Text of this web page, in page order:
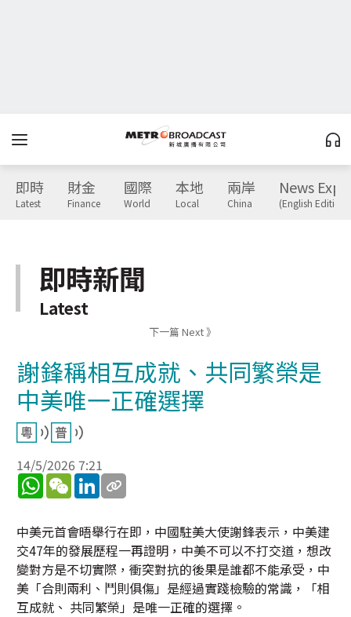
即時
Latest
財金
Finance
國際
World
本地
Local
兩岸
China
News
(English Edition)
即時新聞
Latest
下一篇 Next 》
謝鋒稱相互成就、共同繁榮是
中美唯一正確選擇
14/5/2026 7:21
WhatsApp
WeChatLinkedIn
中美元首會晤舉行在即，中國駐美大使謝鋒表示，中美建
交47年的發展歷程一再證明，中美不可以不打交道，想改
變對方是不切實際，衝突對抗的後果是誰都不能承受，中
美「合則兩利、鬥則俱傷」是經過實踐檢驗的常識，「相
互成就、 共同繁榮」是唯一正確的選擇。